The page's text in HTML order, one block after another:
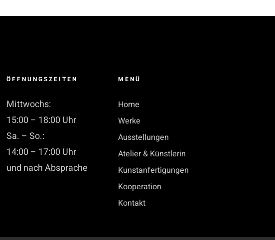
ÖFFNUNGSZEITEN
Mittwochs:
15:00 – 18:00 Uhr
Sa. – So.:
14:00 – 17:00 Uhr
und nach Absprache
MENÜ
Home
Werke
Ausstellungen
Atelier & Künstlerin
Kunstanfertigungen
Kooperation
Kontakt